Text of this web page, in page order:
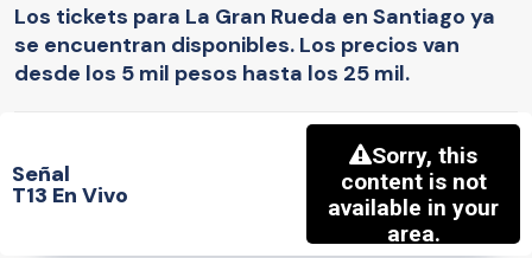
Los tickets para La Gran Rueda en Santiago ya
se encuentran disponibles. Los precios van
desde los 5 mil pesos hasta los 25 mil.
Señal
T13 En Vivo